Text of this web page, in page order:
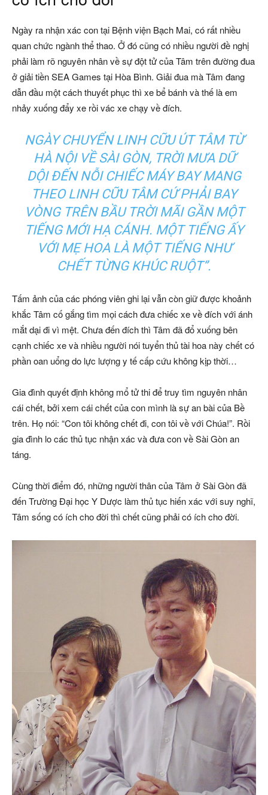
Ngày ra nhận xác con tại Bệnh viện Bạch Mai, có rất nhiều
quan chức ngành thể thao. Ở đó cũng có nhiều người đề nghị
phải làm rõ nguyên nhân về sự đột tử của Tâm trên đường đua
ở giải tiền SEA Games tại Hòa Bình. Giải đua mà Tâm đang
dẫn đầu một cách thuyết phục thì xe bể bánh và thế là em
nhảy xuống đẩy xe rồi vác xe chạy về đích.
NGÀY CHUYỂN LINH CỮU ÚT TÂM TỪ
HÀ NỘI VỀ SÀI GÒN, TRỜI MƯA DỮ
DỘI ĐẾN NỖI CHIẾC MÁY BAY MANG
THEO LINH CỮU TÂM CỨ PHẢI BAY
VÒNG TRÊN BẦU TRỜI MÃI GẦN MỘT
TIẾNG MỚI HẠ CÁNH. MỘT TIẾNG ẤY
VỚI MẸ HOA LÀ MỘT TIẾNG NHƯ
CHẾT TỪNG KHÚC RUỘT”.
Tấm ảnh của các phóng viên ghi lại vẫn còn giữ được khoảnh
khắc Tâm cố gắng tìm mọi cách đưa chiếc xe về đích với ánh
mắt dại đi vì mệt. Chưa đến đích thì Tâm đã đổ xuống bên
cạnh chiếc xe và nhiều người nói tuyển thủ tài hoa này chết có
phần oan uổng do lực lượng y tế cấp cứu không kịp thời…
Gia đình quyết định không mổ tử thi để truy tìm nguyên nhân
cái chết, bởi xem cái chết của con mình là sự an bài của Bề
trên. Họ nói: “Con tôi không chết đi, con tôi về với Chúa!”. Rồi
gia đình lo các thủ tục nhận xác và đưa con về Sài Gòn an
táng.
Cùng thời điểm đó, những người thân của Tâm ở Sài Gòn đã
đến Trường Đại học Y Dược làm thủ tục hiến xác với suy nghĩ,
Tâm sống có ích cho đời thì chết cũng phải có ích cho đời.